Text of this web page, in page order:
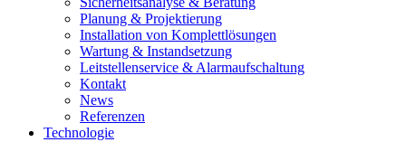
Planung & Projektierung​
Installation von Komplettlösungen
Wartung & Instandsetzung
Leitstellenservice & Alarmaufschaltung
Kontakt
News
Referenzen
Technologie